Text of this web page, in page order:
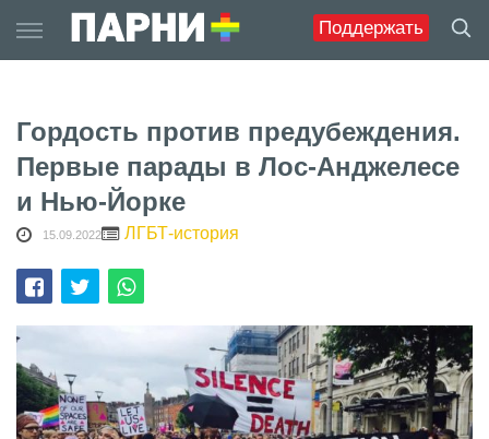
Поддержать
to
content
Гордость против предубеждения.
Первые парады в Лос-Анджелесе
и Нью-Йорке
15.09.2022 ЛГБТ-история